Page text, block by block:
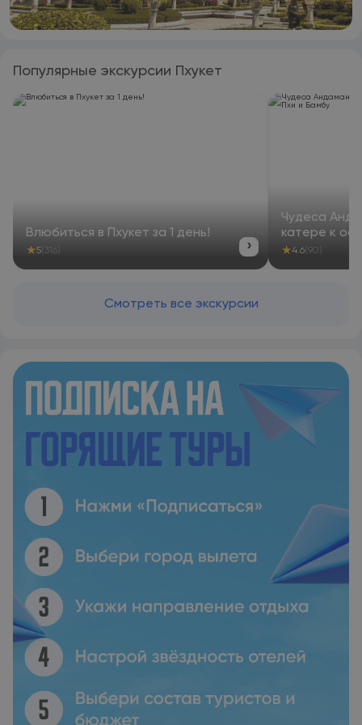
Популярные экскурсии Пхукет
Влюбиться в Пхукет за 1 день!
★5 (316) ›
Чудеса
катере к
★4.6 (90)
Смотреть все экскурсии